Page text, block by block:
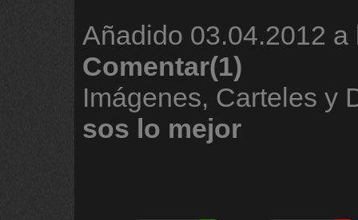
Añadido 03.04.2012 a
Comentar(1)
Imágenes, Carteles y
sos lo mejor